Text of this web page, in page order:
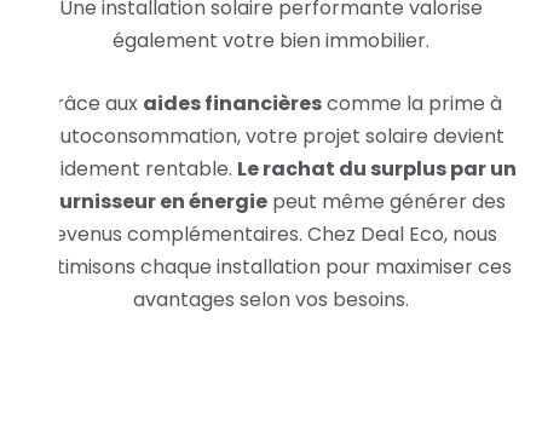
Une installation solaire performante valorise
également votre bien immobilier.
Grâce aux aides financièrescomme la prime à
l’autoconsommation, votre projet solaire devient
rapidement rentable. Le rachat du surplus par un
fournisseur en énergiepeut même générer des
revenus complémentaires. Chez Deal Eco, nous
optimisons chaque installation pour maximiser ces
avantages selon vos besoins.